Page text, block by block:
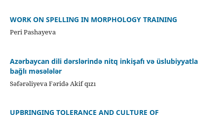
WORK ON SPELLING IN MORPHOLOGY TRAINING
Peri Pashayeva
Azərbaycan dili dərslərində nitq inkişafı və üslubiyyatla
bağlı məsələlər
Səfərəliyeva Fəridə Akif qızı
UPBRINGING TOLERANCE AND CULTURE OF